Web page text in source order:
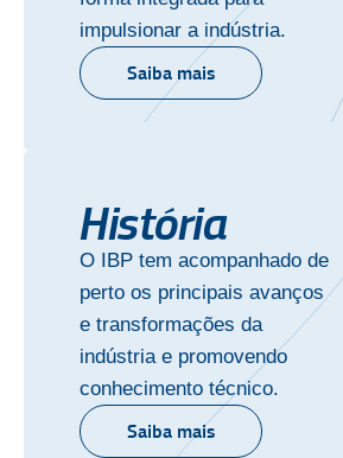
impulsionar a indústria.
Saiba mais
História
O IBP tem acompanhado de
perto os principais avanços
e transformações da
indústria e promovendo
conhecimento técnico.
Saiba mais